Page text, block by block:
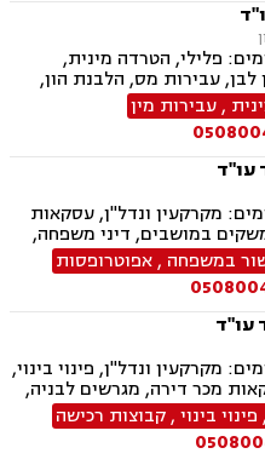
פלילי, הטרדה מינית,
לבן, עבירות מס, הלבנת הון,
אלימות במשפחה, עבירות
עבירות סייבר וכו', דיני
ובניה, דיור מוגן, אגודות
מושבים וקיבוצים, פינוי
עסקאות מכר דירה, פינוי
מגרשים לבניה, דיירות
במושבים, רשות מקרקעי
קבלנים, בתים משותפים,
,עבירות מין
עו"ד
מקרקעין ונדל"ן, עסקאות
במושבים, דיני משפחה,
הסכמי ממון, אבהות,
הורות חד מינית, חלוקת
הורי
במשפחה ,אפוטרופסות
עו"ד
מקרקעין ונדל"ן, פינוי בינוי,
מכר דירה, מגרשים לבניה,
בתים משותפים, נדל"ן
נדל"ן, היטל השבחה, מיסוי
ייפוי כוח מתמשך
פינוי בינוי,קבוצות רכישה